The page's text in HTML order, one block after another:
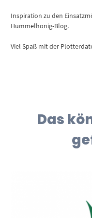
Inspiration zu den
Hummelhonig-Blog.
Viel Spaß mit der
Das